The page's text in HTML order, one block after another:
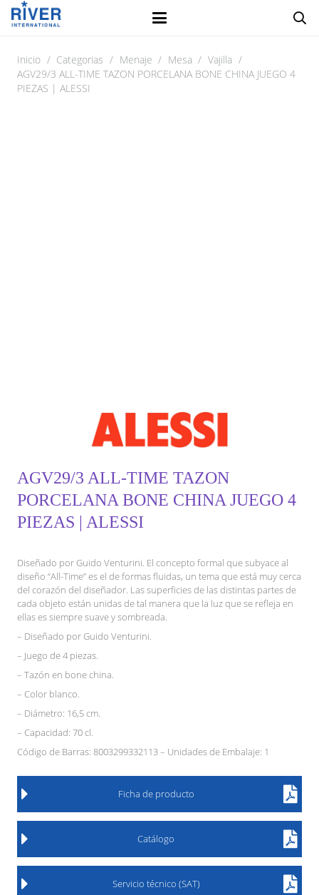
Inicio / Categorias / Menaje / Mesa / Vajilla /
AGV29/3 ALL-TIME TAZON PORCELANA BONE CHINA JUEGO 4
PIEZAS | ALESSI
AGV29/3 ALL-TIME TAZON
PORCELANA BONE CHINA JUEGO 4
PIEZAS | ALESSI
Diseñado por Guido Venturini. El concepto formal que subyace al
diseño “All-Time” es el de formas fluidas, un tema que está muy cerca
del corazón del diseñador. Las superficies de las distintas partes de
cada objeto están unidas de tal manera que la luz que se refleja en
ellas es siempre suave y sombreada.
– Diseñado por Guido Venturini.
– Juego de 4 piezas.
– Tazón en bone china.
– Color blanco.
– Diámetro: 16,5 cm.
– Capacidad: 70 cl.
Código de Barras: 8003299332113 – Unidades de Embalaje: 1
Ficha de producto
Catálogo
Servicio técnico (SAT)